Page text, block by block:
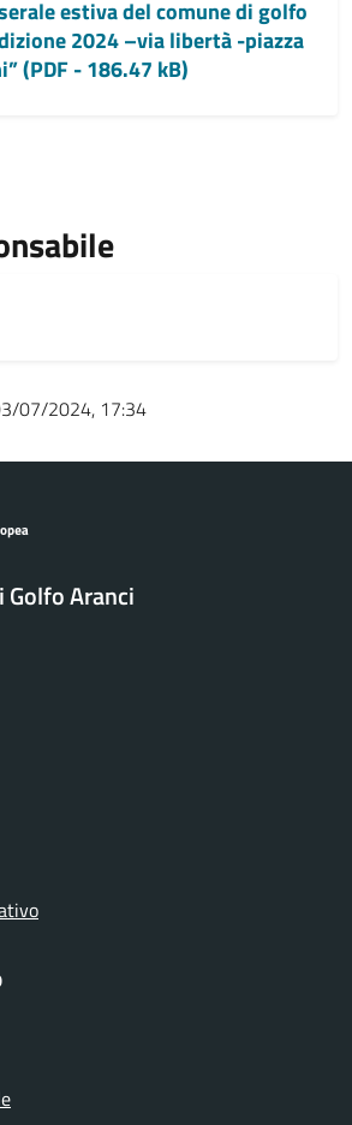
estiva del comune di golfo
2024 –via libertà -piazza
(PDF - 186.47 kB)
07/2024, 17:34
Golfo Aranci